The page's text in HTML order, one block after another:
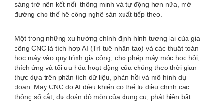
sàng trở nên kết nối, thông minh và tự động hơn nữa, mở
đường cho thế hệ công nghệ sản xuất tiếp theo.
Một trong những xu hướng chính định hình tương lai của gia
công CNC là tích hợp AI (Trí tuệ nhân tạo) và các thuật toán
học máy vào quy trình gia công, cho phép máy móc học hỏi,
thích ứng và tối ưu hóa hoạt động của chúng theo thời gian
thực dựa trên phân tích dữ liệu, phản hồi và mô hình dự
đoán. Máy CNC do AI điều khiển có thể tự điều chỉnh các
thông số cắt, dự đoán độ mòn của dụng cụ, phát hiện bất